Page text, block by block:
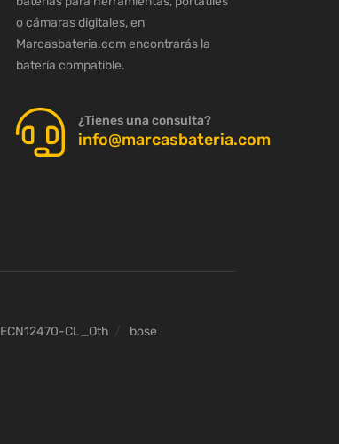
o cámaras digitales, en
Marcasbateria.com encontrarás la
batería compatible.
¿Tienes una consulta?
info@marcasbateria.com
ECN12470-CL_Oth bose